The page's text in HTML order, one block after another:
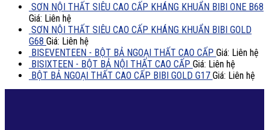
SƠN NỘI THẤT SIÊU CAO CẤP KHÁNG KHUẨN BIBI ONE B68
Giá: Liên hệ
SƠN NỘI THẤT SIÊU CAO CẤP KHÁNG KHUẨN BIBI GOLD
G68 Giá: Liên hệ
BISEVENTEEN - BỘT BẢ NGOẠI THẤT CAO CẤP Giá: Liên hệ
BISIXTEEN - BỘT BẢ NỘI THẤT CAO CẤP Giá: Liên hệ
BỘT BẢ NGOẠI THẤT CAO CẤP BIBI GOLD G17 Giá: Liên hệ